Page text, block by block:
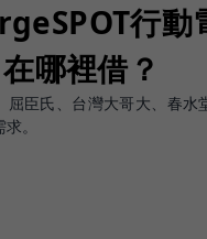
行動
哪裡借？
臣氏、台灣大哥大、春水
。